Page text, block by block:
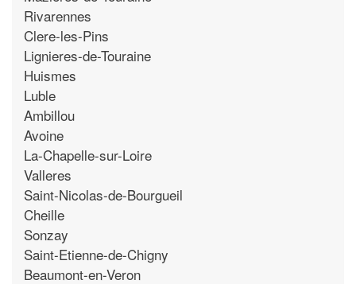
Rivarennes
Clere-les-Pins
Lignieres-de-Touraine
Huismes
Luble
Ambillou
Avoine
La-Chapelle-sur-Loire
Valleres
Saint-Nicolas-de-Bourgueil
Cheille
Sonzay
Saint-Etienne-de-Chigny
Beaumont-en-Veron